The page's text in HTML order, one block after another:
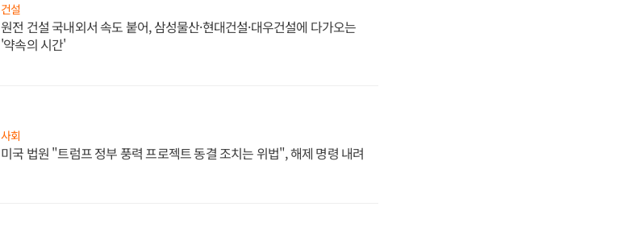
건설
원전 건설 국내외서 속도 붙어, 삼성물산·현대건설·대우건설에 다가오는
'약속의 시간'
사회
미국 법원 "트럼프 정부 풍력 프로젝트 동결 조치는 위법", 해제 명령 내려